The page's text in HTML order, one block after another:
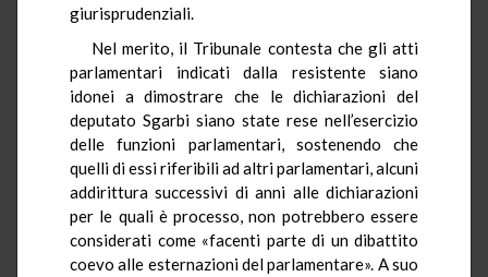
giurisprudenziali.
Nel merito, il Tribunale contesta che gli atti
parlamentari indicati dalla resistente siano
idonei a dimostrare che le dichiarazioni del
deputato Sgarbi siano state rese nell’esercizio
delle funzioni parlamentari, sostenendo che
quelli di essi riferibili ad altri parlamentari, alcuni
addirittura successivi di anni alle dichiarazioni
per le quali è processo, non potrebbero essere
considerati come «facenti parte di un dibattito
coevo alle esternazioni del parlamentare». A suo